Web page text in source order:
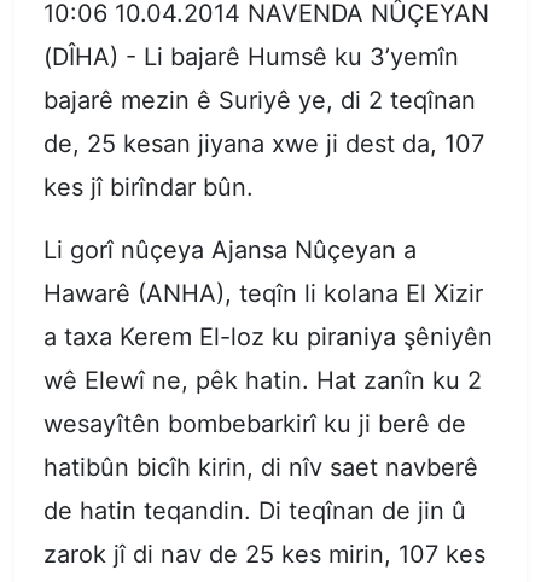
10:06 10.04.2014 NAVENDA NÛÇEYAN
(DÎHA) - Li bajarê Humsê ku 3’yemîn
bajarê mezin ê Suriyê ye, di 2 teqînan
de, 25 kesan jiyana xwe ji dest da, 107
kes jî birîndar bûn.
Li gorî nûçeya Ajansa Nûçeyan a
Hawarê (ANHA), teqîn li kolana El Xizir
a taxa Kerem El-loz ku piraniya şêniyên
wê Elewî ne, pêk hatin. Hat zanîn ku 2
wesayîtên bombebarkirî ku ji berê de
hatibûn bicîh kirin, di nîv saet navberê
de hatin teqandin. Di teqînan de jin û
zarok jî di nav de 25 kes mirin, 107 kes